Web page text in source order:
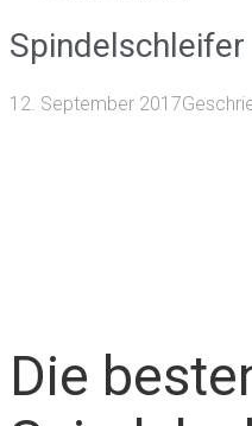
Spindelschleifer
12. September 2017
Die